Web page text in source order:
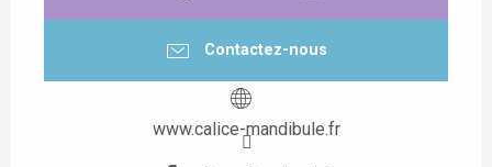
Contactez-nous
www.calice-mandibule.fr